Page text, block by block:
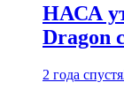
НАСА
Dragon
2 года спустя